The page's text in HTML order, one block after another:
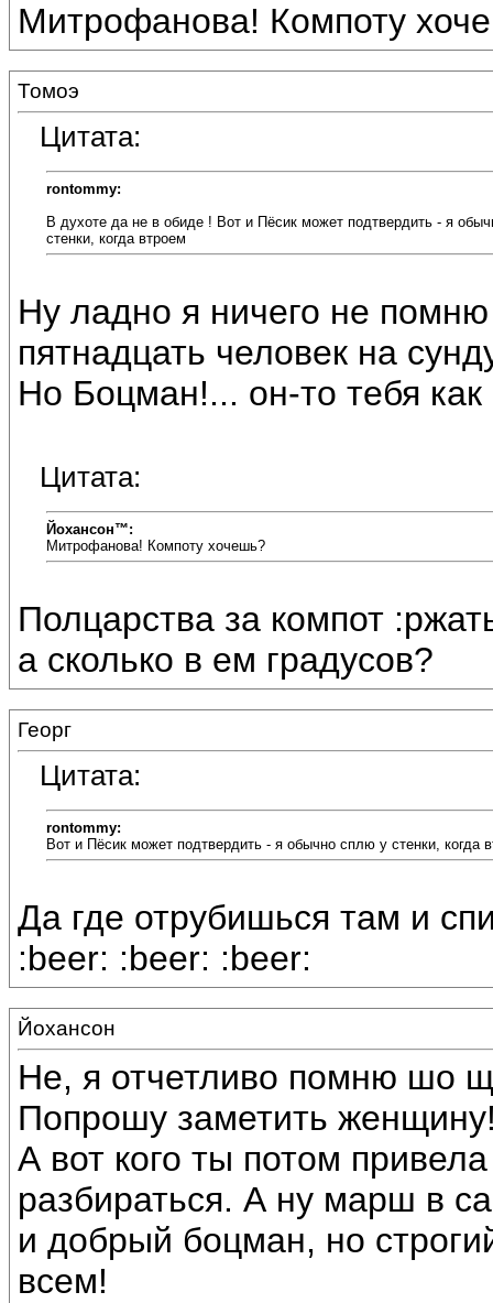
Митрофанова! Компоту
Томоэ
Цитата:
rontommy:
В духоте да не в обиде ! Вот и Пёсик может подтвердить - я
стенки, когда втроем
Ну ладно я ничего не
пятнадцать человек на
Но Боцман!... он-то тебя
Цитата:
Йохансон™:
Митрофанова! Компоту хочешь?
Полцарства за компот
а сколько в ем градусов?
Георг
Цитата:
rontommy:
Вот и Пёсик может подтвердить - я обычно сплю у стенки, когда
Да где отрубишься там и
:beer: :beer: :beer:
Йохансон
Не, я отчетливо помню шо
Попрошу заметить
А вот кого ты потом
разбираться. А ну марш в
и добрый боцман, но
всем!